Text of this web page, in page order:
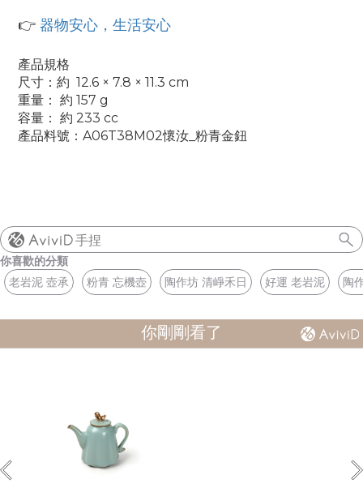
👉 器物安心，生活安心
產品規格
尺寸： 約 12.6 × 7.8 × 11.3 cm
重量： 約 157 g
容量： 約 233 cc
產品料號：A06T38M02懷汝_粉青金鈕
手捏
你喜歡的分類
老岩泥 壺承
粉青 忘機壺 陶作坊 清崢禾日 好運 老岩泥 陶
你剛剛看了